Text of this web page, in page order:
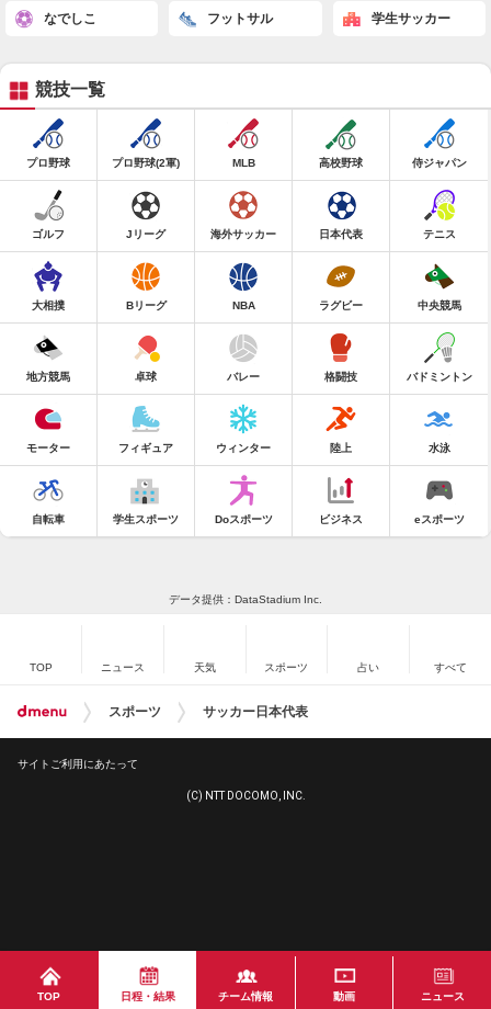
なでしこ フットサル 学生サッカー
TOP 日程・結果 チーム情報 動画 ニュース
競技一覧
プロ野球 プロ野球(2軍) MLB 高校野球 侍ジャパン
ゴルフ Jリーグ 海外サッカー 日本代表 テニス
大相撲 Bリーグ NBA ラグビー 中央競馬
地方競馬 卓球 バレー 格闘技 バドミントン
モーター フィギュア ウィンター 陸上 水泳
自転車 学生スポーツ Doスポーツ ビジネス eスポーツ
データ提供：DataStadium Inc.
TOP ニュース 天気 スポーツ 占い すべて
スポーツ サッカー日本代表
サイトご利用にあたって
(C) NTT DOCOMO, INC.